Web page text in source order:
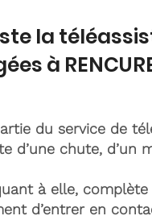
la
à
du service de
d’une chute, d’un
à elle,
d’entrer en